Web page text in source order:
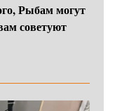
Рыбам могут
советуют